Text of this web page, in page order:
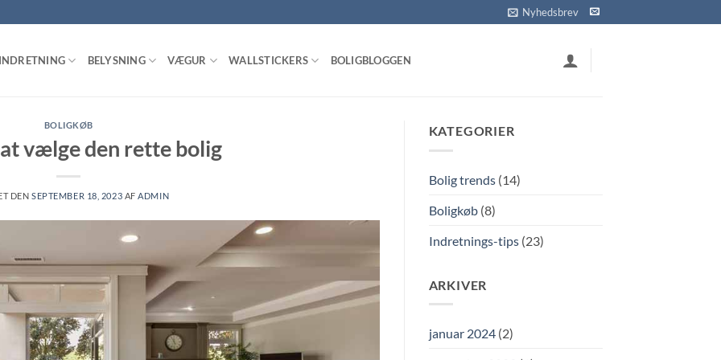
Nyhedsbrev
BELYSNING VÆGUR WALLSTICKERS BOLIGBLOGGEN
BOLIGKØB
vælge den rette bolig
DENSEPTEMBER 18, 2023 AF ADMIN
KATEGORIER
Bolig trends(14)
Boligkøb(8)
Indretnings-tips(23)
ARKIVER
januar 2024(2)